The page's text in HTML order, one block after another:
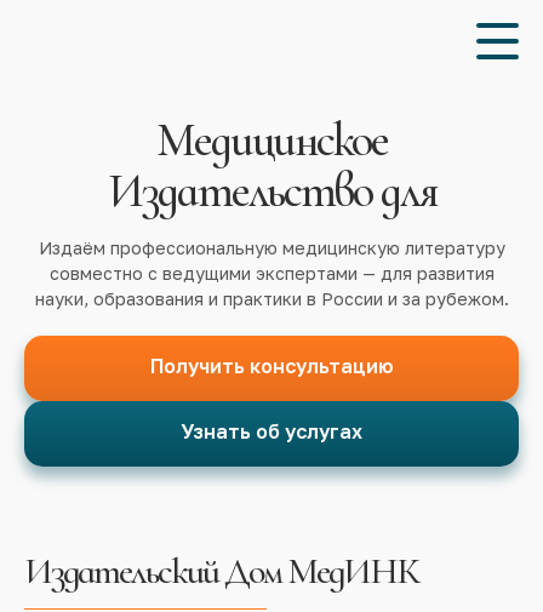
Медицинское
Издательство для
Издаём профессиональную медицинскую литературу
совместно с ведущими экспертами — для развития
науки, образования и практики в России и за рубежом.
Получить консультацию
Узнать об услугах
Издательский Дом МедИНК